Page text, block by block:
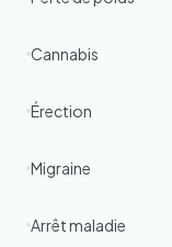
Cannabis
Érection
Migraine
Arrêt maladie